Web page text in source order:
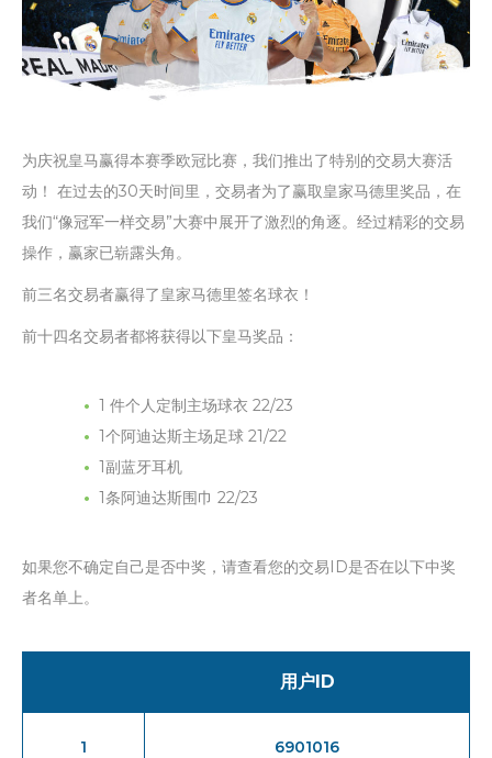
为庆祝皇马赢得本赛季欧冠比赛，我们推出了特别的交易大赛活
动！ 在过去的30天时间里，交易者为了赢取皇家马德里奖品，在
我们“像冠军一样交易”大赛中展开了激烈的角逐。经过精彩的交易
操作，赢家已崭露头角。
前三名交易者赢得了皇家马德里签名球衣！
前十四名交易者都将获得以下皇马奖品：
1 件个人定制主场球衣 22/23
1个阿迪达斯主场足球 21/22
1副蓝牙耳机
1条阿迪达斯围巾 22/23
如果您不确定自己是否中奖，请查看您的交易ID是否在以下中奖
者名单上。
用户ID
1 6901016